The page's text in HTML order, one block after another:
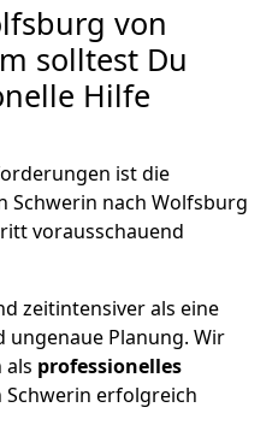
von
solltest Du
Hilfe
ist die
Schwerin nach Wolfsburg
vorausschauend
zeitintensiver als eine
ungenaue Planung. Wir
als professionelles
Schwerin erfolgreich